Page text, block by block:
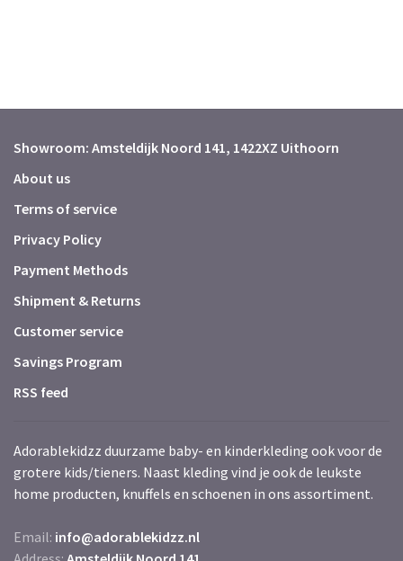
Showroom: Amsteldijk Noord 141, 1422XZ Uithoorn
About us
Terms of service
Privacy Policy
Payment Methods
Shipment & Returns
Customer service
Savings Program
RSS feed
Adorablekidzz duurzame baby- en kinderkleding ook voor de
grotere kids/tieners. Naast kleding vind je ook de leukste
home producten, knuffels en schoenen in ons assortiment.
Email: info@adorablekidzz.nl